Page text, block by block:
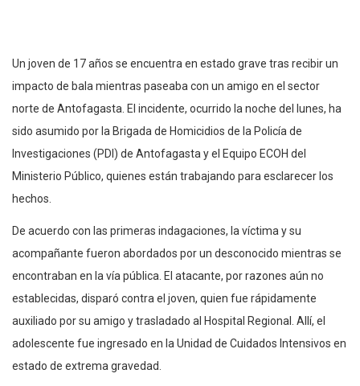
Un joven de 17 años se encuentra en estado grave tras recibir un
impacto de bala mientras paseaba con un amigo en el sector
norte de Antofagasta. El incidente, ocurrido la noche del lunes, ha
sido asumido por la Brigada de Homicidios de la Policía de
Investigaciones (PDI) de Antofagasta y el Equipo ECOH del
Ministerio Público, quienes están trabajando para esclarecer los
hechos.
De acuerdo con las primeras indagaciones, la víctima y su
acompañante fueron abordados por un desconocido mientras se
encontraban en la vía pública. El atacante, por razones aún no
establecidas, disparó contra el joven, quien fue rápidamente
auxiliado por su amigo y trasladado al Hospital Regional. Allí, el
adolescente fue ingresado en la Unidad de Cuidados Intensivos en
estado de extrema gravedad.